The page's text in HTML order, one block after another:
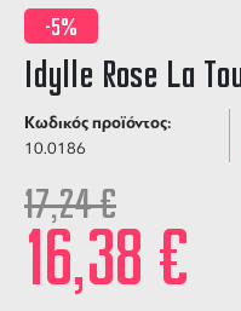
-5%
Idylle Rose La
Κωδικός προϊόντος:
10.0186
17,24€
16,38€